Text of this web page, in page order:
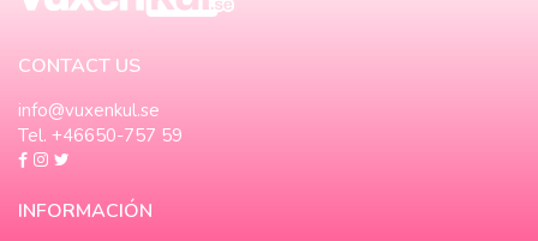
CONTACT US
info@vuxenkul.se
Tel. +46650-757 59
INFORMACIÓN